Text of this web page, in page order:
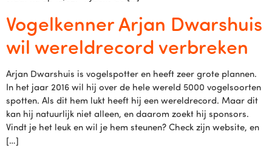
Vogelkenner Arjan Dwarshuis
wil wereldrecord verbreken
Arjan Dwarshuis is vogelspotter en heeft zeer grote plannen.
In het jaar 2016 wil hij over de hele wereld 5000 vogelsoorten
spotten. Als dit hem lukt heeft hij een wereldrecord. Maar dit
kan hij natuurlijk niet alleen, en daarom zoekt hij sponsors.
Vindt je het leuk en wil je hem steunen? Check zijn website, en
[…]